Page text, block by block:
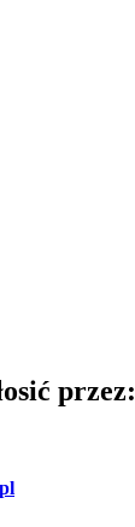
przez: